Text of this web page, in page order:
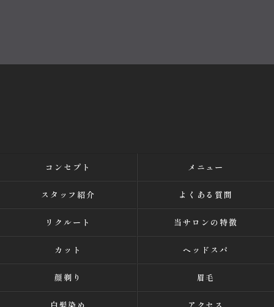
コンセプト メニュー
スタッフ紹介 よくある質問
リクルート 当サロンの特徴
カット ヘッドスパ
顔剃り 眉毛